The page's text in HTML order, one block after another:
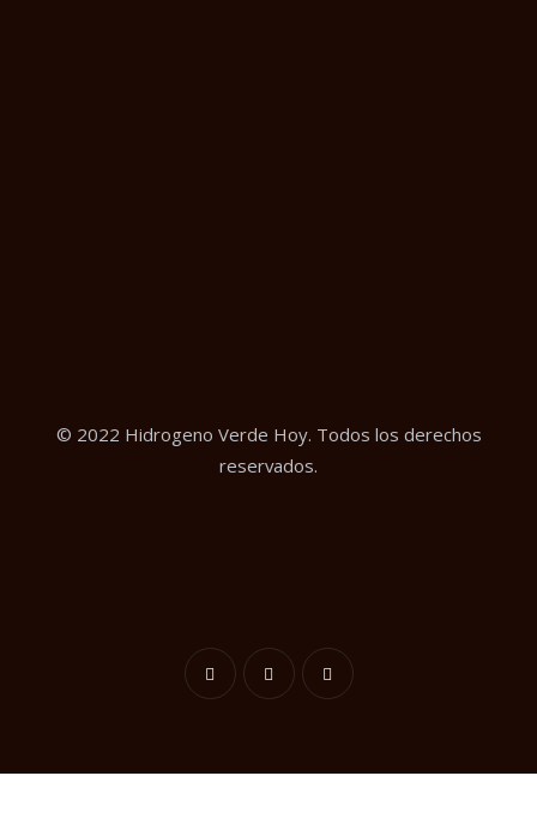
© 2022 Hidrogeno Verde Hoy. Todos los derechos
reservados.